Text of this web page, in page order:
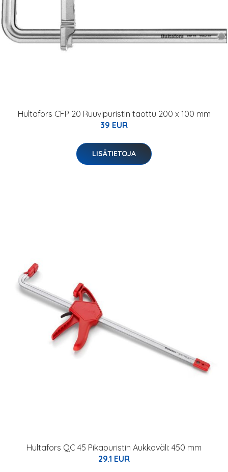
Hultafors CFP 20 Ruuvipuristin taottu 200 x 100 mm
39 EUR
LISÄTIETOJA
Hultafors QC 45 Pikapuristin Aukkoväli: 450 mm
29.1 EUR